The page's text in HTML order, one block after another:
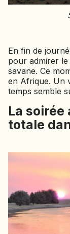
En fin de
pour admirer le
savane. Ce
en Afrique. Un
temps semble
La soirée
totale